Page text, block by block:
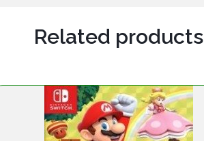
Related products